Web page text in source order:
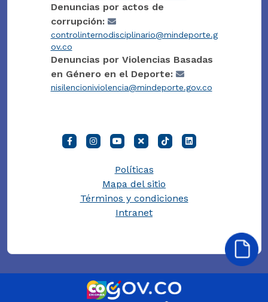
Denuncias por actos de
corrupción:
controlinternodisciplinario@mindeporte.g
ov.co
Denuncias por Violencias Basadas
en Género en el Deporte:
nisilencioniviolencia@mindeporte.gov.co
Políticas
Mapa del sitio
Términos y condiciones
Intranet